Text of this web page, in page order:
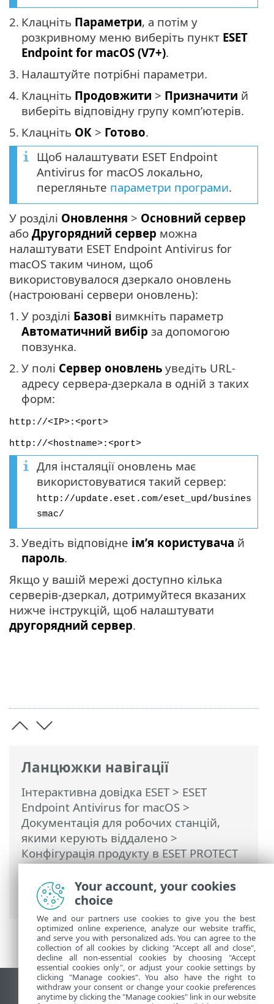
Ланцюжки навігації
Інтерактивна довідка ESET> ESET
Endpoint Antivirus for macOS >
Документація для робочих станцій,
якими керують віддалено >
Конфігурація продукту в ESET PROTECT
On-Prem>Оновлення> Дзеркало
оновлень (настроювані сервери
оновлень)
2. Клацніть Параметри, а потім у
розкривному меню виберіть пункт ESET
Endpoint for macOS (V7+).
3. Налаштуйте потрібні параметри.
4. Клацніть Продовжити > Призначити й
виберіть відповідну групу комп’ютерів.
5. Клацніть ОК > Готово.
Щоб налаштувати ESET Endpoint
Antivirus for macOS локально,
перегляньте параметри програми.
У розділі Оновлення > Основний сервер
або Другорядний сервер можна
налаштувати ESET Endpoint Antivirus for
macOS таким чином, щоб
використовувалося дзеркало оновлень
(настроювані сервери оновлень):
1. У розділі Базові вимкніть параметр
Автоматичний вибір за допомогою
повзунка.
2. У полі Сервер оновлень уведіть URL-
адресу сервера-дзеркала в одній з таких
форм:
http://<IP>:<port>
http://<hostname>:<port>
Для інсталяції оновлень має
використовуватися такий сервер:
http://update.eset.com/eset_upd/busines
smac/
3. Уведіть відповідне ім’я користувача й
пароль.
Якщо у вашій мережі доступно кілька
серверів-дзеркал, дотримуйтеся вказаних
нижче інструкцій, щоб налаштувати
другорядний сервер.
Переглянути повну версію
Your account, your cookies
choice
We and our partners use cookies to give you the best
optimized online experience, analyze our website traffic,
and serve you with personalized ads. You can agree to the
collection of all cookies by clicking "Accept all and close",
decline all non-essential cookies by choosing "Accept
essential cookies only", or adjust your cookie settings by
clicking "Manage cookies". You also have the right to
withdraw your consent or change your cookie preferences
anytime by clicking the "Manage cookies" link in our website